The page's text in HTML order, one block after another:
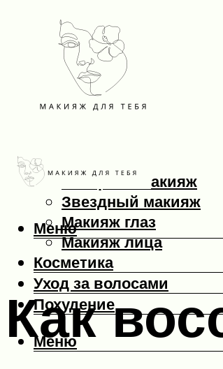
Макияж
Вечерний макияж
Звездный макияж
Макияж глаз
Макияж лица
Косметика
Уход за волосами
Похудение
Меню
Меню
Как